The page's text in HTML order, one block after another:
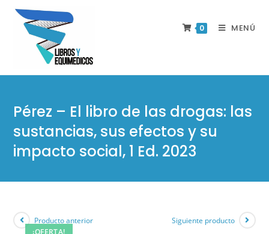
0 MENÚ
Pérez – El libro de las drogas: las
sustancias, sus efectos y su
impacto social, 1 Ed. 2023
¡OFERTA!
Producto anterior Siguiente producto